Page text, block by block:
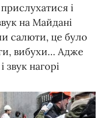
і
на Майдані
салюти, це було
вибухи… Адже
звук нагорі